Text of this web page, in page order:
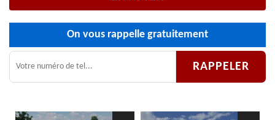
On vous rappelle gratuitement